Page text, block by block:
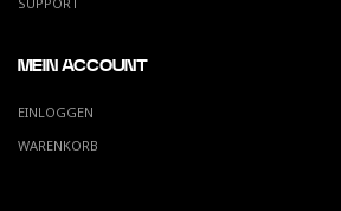
MEIN ACCOUNT
EINLOGGEN
WARENKORB